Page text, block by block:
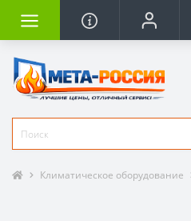
Климатическое оборудование